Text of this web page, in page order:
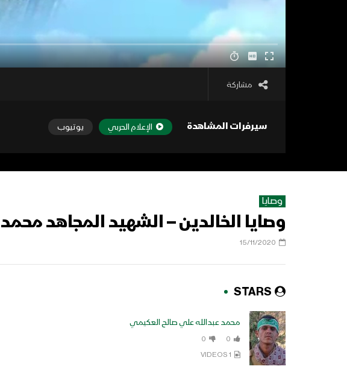
مشاركة
سيرفرات المشاهدة الإعلام الحربي يوتيوب
وصايا
وصايا الخالدين – الشهيد المجاهد
15/11/2020
STARS
محمد عبدالله علي صالح العكيمي
0
0
1 VIDEOS